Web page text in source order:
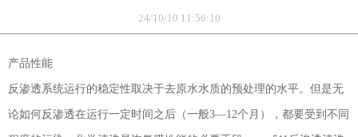
24/10/10 11:56:10
产品性能
反渗透系统运行的稳定性取决于去原水水质的预处理的水平。但是无
论如何反渗透在运行一定时间之后（一般3—12个月），都要受到不同